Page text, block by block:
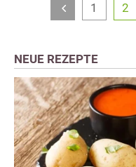
1 2
NEUE REZEPTE